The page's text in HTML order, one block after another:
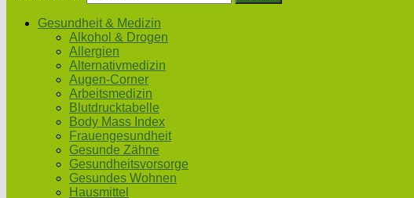
Gesundheit & Medizin
Alkohol & Drogen
Allergien
Alternativmedizin
Augen-Corner
Arbeitsmedizin
Blutdrucktabelle
Body Mass Index
Frauengesundheit
Gesunde Zähne
Gesundheitsvorsorge
Gesundes Wohnen
Hausmittel